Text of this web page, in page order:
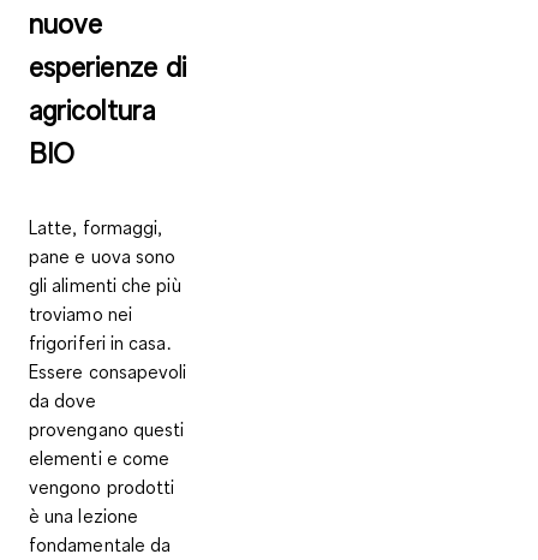
nuove
esperienze di
agricoltura
BIO
Latte, formaggi,
pane e uova sono
gli alimenti che più
troviamo nei
frigoriferi in casa.
Essere consapevoli
da dove
provengano questi
elementi e come
vengono prodotti
èuna lezione
fondamentale da